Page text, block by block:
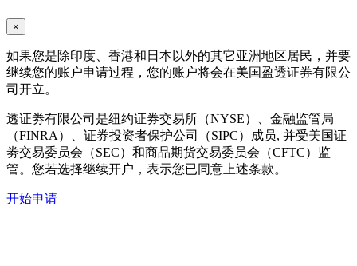
×
如果您是除印度、香港和日本以外的其它亚洲地区居民，并要
继续您的账户申请过程，您的账户将会在美国盈透证券有限公
司开立。
透证劵有限公司是纽约证券交易所（NYSE）、金融监管局
（FINRA）、证券投资者保护公司（SIPC）成员, 并受美国证
劵交易委员会（SEC）和商品期货交易委员会（CFTC）监
管。您若选择继续开户，表示您已同意上述条款。
开始申请